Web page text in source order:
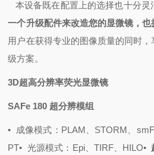
本设备既在配置上的选择也十分灵
一个升级配件来改造您的显微镜，也
用户在获得专业的图像质量的同时
级方案。
3D超高分辨率荧光显微镜
SAFe 180 超分辨模组
•
成像模式：PLAM、STORM、
PT• 光源模式：Epi、TIRF、HILO•